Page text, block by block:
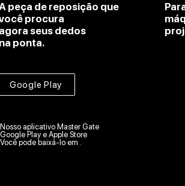
peça de reposição que
procura
seus dedos
ponta.
Google Play
Nosso aplicativo Master Gate
Google Play e Apple Store
Você pode baixá-lo em .